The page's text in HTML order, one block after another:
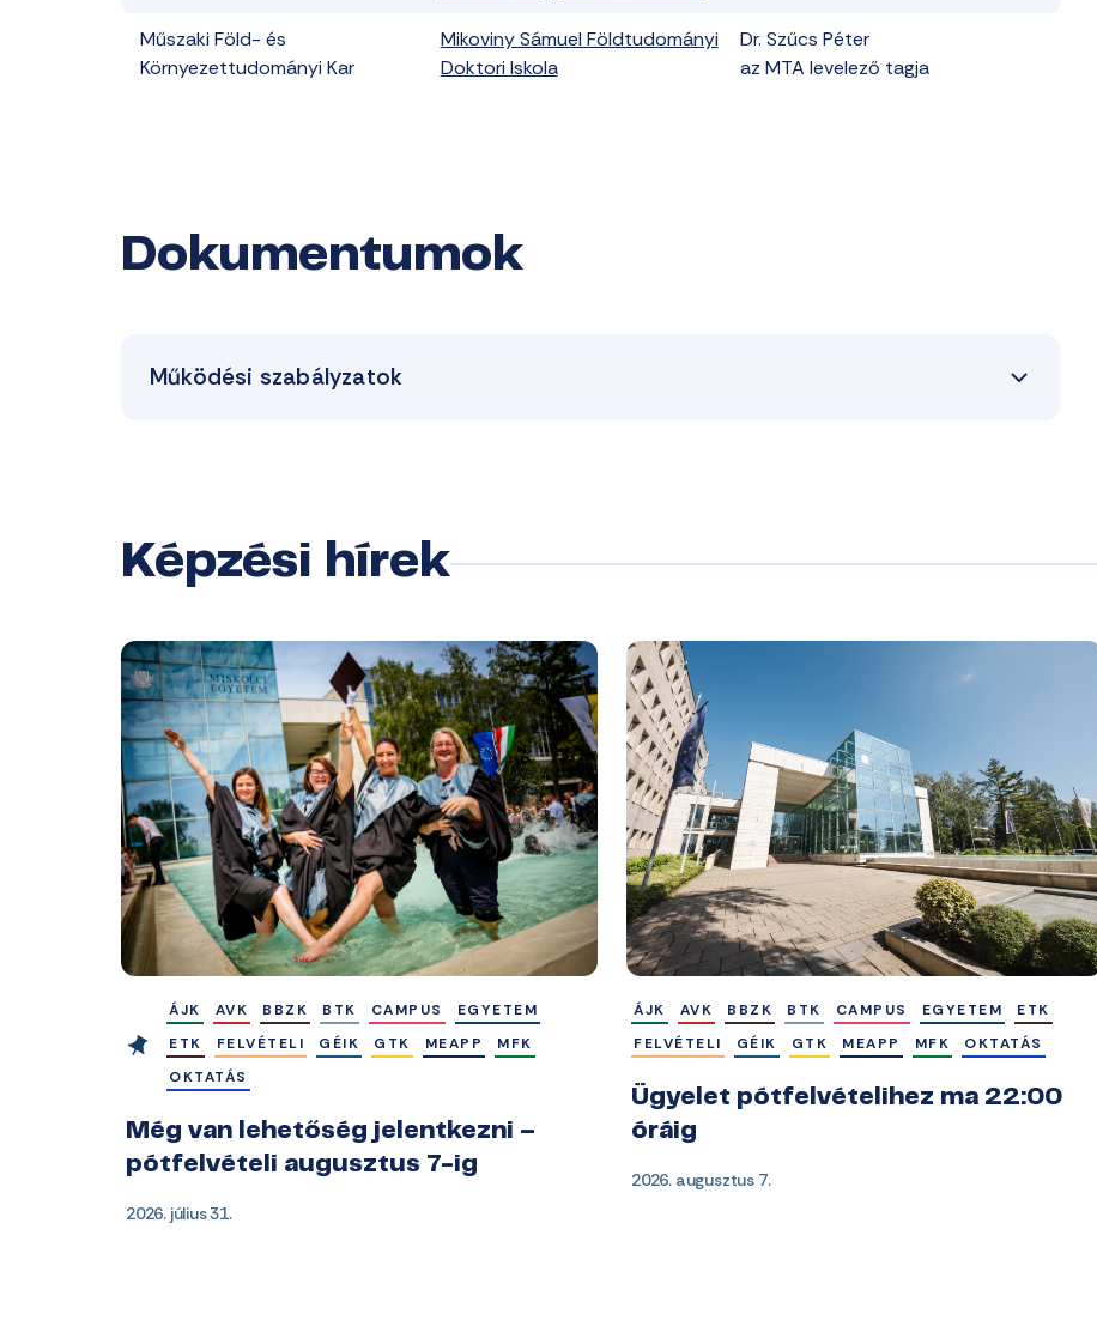
Műszaki Föld- és
Környezettudományi Kar
Mikoviny Sámuel Földtudományi
Doktori Iskola
Dr. Szűcs Péter
az MTA levelező tagja
Dokumentumok
Működési szabályzatok
Képzési hírek
ÁJK AVK BBZK BTK CAMPUS
EGYETEM
ETK
FELVÉTELI GÉIK GTK MEAPP
MFK
OKTATÁS
Még van lehetőség jelentkezni –
pótfelvételi augusztus 7-ig
2026. július 31.
ÁJK AVK BBZK BTK CAMPUS EGYETEM
ETK
FELVÉTELI
GÉIK GTK MEAPP MFK OKTATÁS
Ügyelet pótfelvételihez ma 22:00
óráig
2026. augusztus 7.